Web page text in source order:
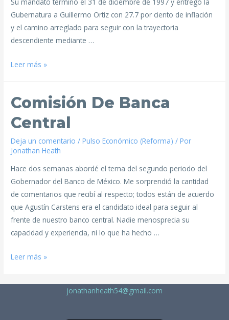
Gubernatura a Guillermo Ortiz con 27.7 por ciento de inflación
y el camino arreglado para seguir con la trayectoria
descendiente mediante …
Leer más »
Comisión De Banca
Central
Deja un comentario /Pulso Económico (Reforma) / Por
Jonathan Heath
Hace dos semanas abordé el tema del segundo periodo del
Gobernador del Banco de México. Me sorprendió la cantidad
de comentarios que recibí al respecto; todos están de acuerdo
que Agustín Carstens era el candidato ideal para seguir al
frente de nuestro banco central. Nadie menosprecia su
capacidad y experiencia, ni lo que ha hecho …
Leer más »
jonathanheath54@gmail.com